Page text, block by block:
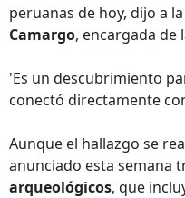
peruanas de hoy, dijo a la
Camargo, encargada de
'Es un descubrimiento
conectó directamente
Aunque el hallazgo se
anunciado esta semana
arqueológicos, que